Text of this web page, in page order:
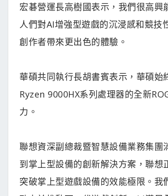
宏碁營運長高樹國表示，我們很高
人們對AI增強型遊戲的沉浸感和競
創作者帶來更出色的體驗。
華碩共同執行長胡書賓表示，華碩
Ryzen 9000HX系列處理器的全新
力。
聯想資深副總裁暨智慧設備業務集
到掌上型設備的創新解決方案，聯
突破掌上型遊戲設備的效能極限。